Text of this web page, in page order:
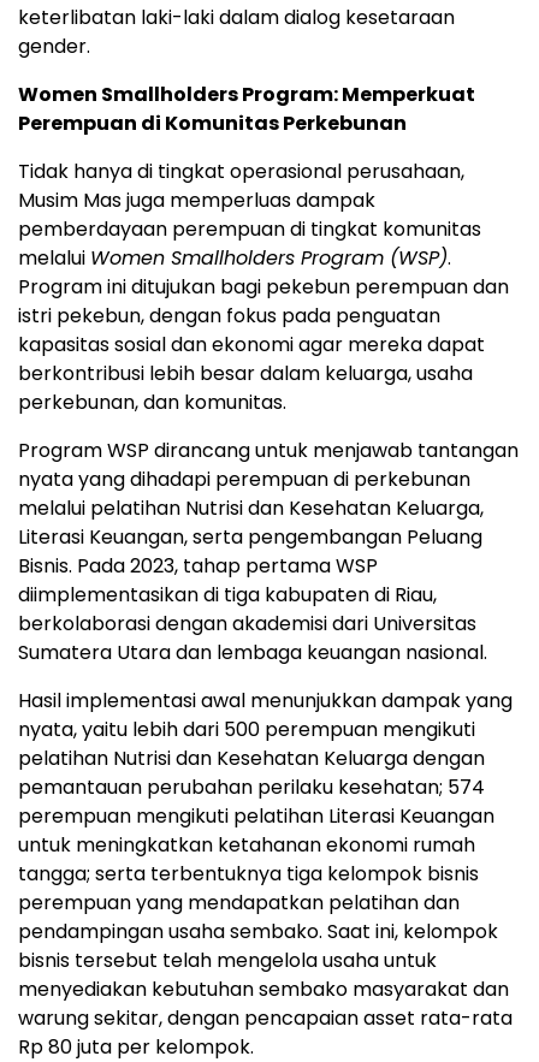
keterlibatan laki-laki dalam dialog kesetaraan
gender.
Women Smallholders Program: Memperkuat
Perempuan di Komunitas Perkebunan
Tidak hanya di tingkat operasional perusahaan,
Musim Mas juga memperluas dampak
pemberdayaan perempuan di tingkat komunitas
melalui Women Smallholders Program (WSP).
Program ini ditujukan bagi pekebun perempuan dan
istri pekebun, dengan fokus pada penguatan
kapasitas sosial dan ekonomi agar mereka dapat
berkontribusi lebih besar dalam keluarga, usaha
perkebunan, dan komunitas.
Program WSP dirancang untuk menjawab tantangan
nyata yang dihadapi perempuan di perkebunan
melalui pelatihan Nutrisi dan Kesehatan Keluarga,
Literasi Keuangan, serta pengembangan Peluang
Bisnis. Pada 2023, tahap pertama WSP
diimplementasikan di tiga kabupaten di Riau,
berkolaborasi dengan akademisi dari Universitas
Sumatera Utara dan lembaga keuangan nasional.
Hasil implementasi awal menunjukkan dampak yang
nyata, yaitu lebih dari 500 perempuan mengikuti
pelatihan Nutrisi dan Kesehatan Keluarga dengan
pemantauan perubahan perilaku kesehatan; 574
perempuan mengikuti pelatihan Literasi Keuangan
untuk meningkatkan ketahanan ekonomi rumah
tangga; serta terbentuknya tiga kelompok bisnis
perempuan yang mendapatkan pelatihan dan
pendampingan usaha sembako. Saat ini, kelompok
bisnis tersebut telah mengelola usaha untuk
menyediakan kebutuhan sembako masyarakat dan
warung sekitar, dengan pencapaian asset rata-rata
Rp 80 juta per kelompok.